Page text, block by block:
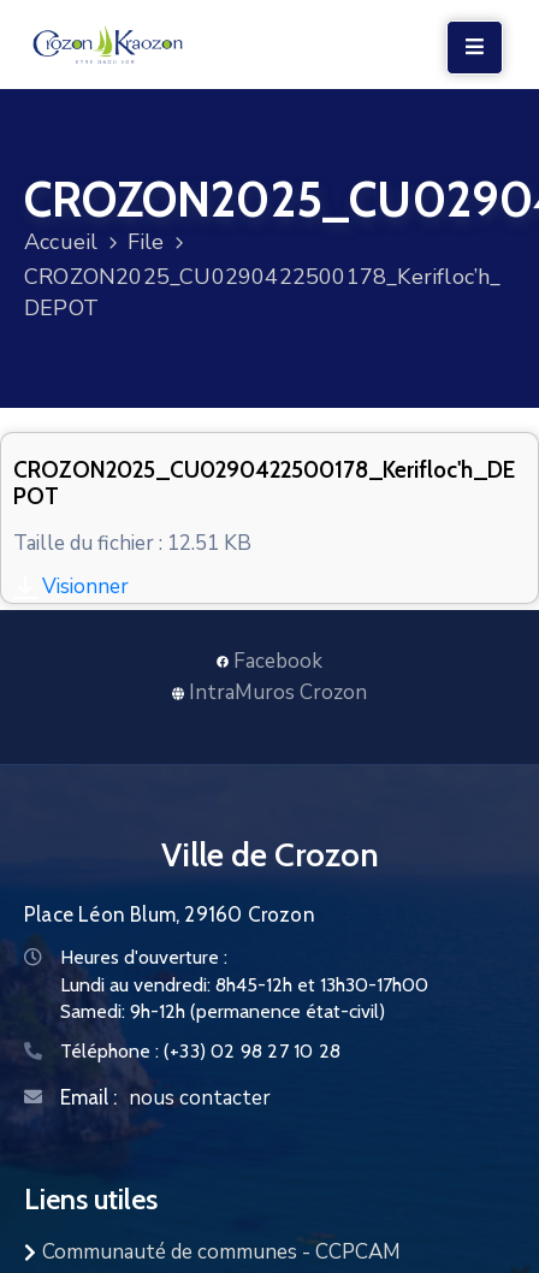
VIE
LOCALE
VIE
SOCIALE
MER
VOS
DÉMARCHES
CONTACT
Accueil
File
CROZON2025_CU0290422500178_Kerifloc’h_
DEPOT
CROZON2025_CU0290422500178_Kerifloc'h_DE
POT
Taille du fichier : 12.51 KB
Visionner
Facebook
IntraMuros Crozon
Ville de Crozon
Place Léon Blum, 29160 Crozon
Heures d'ouverture :
Lundi au vendredi: 8h45-12h et 13h30-17h00
Samedi: 9h-12h (permanence état-civil)
Téléphone : (+33) 02 98 27 10 28
Email : nous contacter
Liens utiles
Communauté de communes - CCPCAM